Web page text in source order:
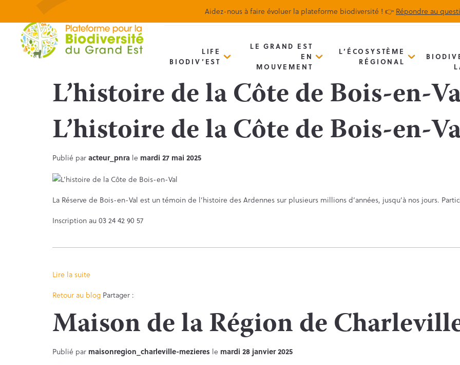
Aidez-nous à faire évoluer la plateforme biodiversité ! 👉 Répondre au
Biodiv’Map Newsletter
LIFE
BIODIV’EST
LE GRAND EST
EN
MOUVEMENT
L’ÉCOSYSTÈME
RÉGIONAL
L’histoire de la Côte de Bois-en-
L’histoire de la Côte de Bois-en-
Publié paracteur_pnra le mardi 27 mai 2025
La Réserve de Bois-en-Val est un témoin de l’histoire des Ardennes sur plusieurs millions d’années, jusqu’à nos jours.
Inscription au 03 24 42 90 57
Lire la suite
Retour au blog Partager :
Maison de la Région de
Publié par maisonregion_charleville-mezieres le mardi 28 janvier 2025